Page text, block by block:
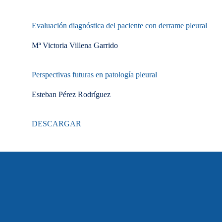
Evaluación diagnóstica del paciente con derrame pleural
Mª Victoria Villena Garrido
Perspectivas futuras en patología pleural
Esteban Pérez Rodríguez
DESCARGAR